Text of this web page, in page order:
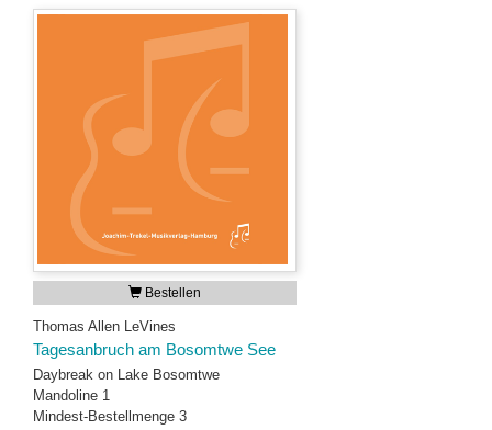
Bestellen
Thomas Allen LeVines
Tagesanbruch am Bosomtwe See
Daybreak on Lake Bosomtwe
Mandoline 1
Mindest-Bestellmenge 3